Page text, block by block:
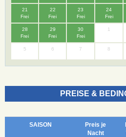
21
Frei
22
Frei
23
Frei
24
Frei
28
Frei
29
Frei
30
Frei
1
5 6 7 8
PREISE &
SAISON
Preis je
Nacht